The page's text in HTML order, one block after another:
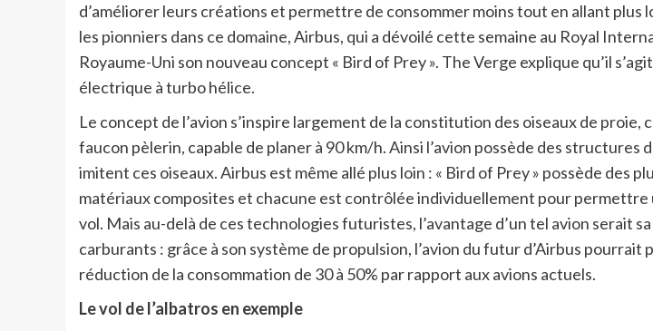
d’améliorer leurs créations et permettre de consommer moins tout en allant plus
les pionniers dans ce domaine, Airbus, qui a dévoilé cette semaine au Royal
Royaume-Uni son nouveau concept « Bird of Prey ». The Verge explique qu’il
électrique à turbo hélice.
Le concept de l’avion s’inspire largement de la constitution des oiseaux de proie,
faucon pèlerin, capable de planer à 90 km/h. Ainsi l’avion possède des structures
imitent ces oiseaux. Airbus est même allé plus loin : « Bird of Prey » possède des
matériaux composites et chacune est contrôlée individuellement pour
vol. Mais au-delà de ces technologies futuristes, l’avantage d’un tel avion serait
carburants : grâce à son système de propulsion, l’avion du futur d’Airbus pourrait
réduction de la consommation de 30 à 50% par rapport aux avions actuels.
Le vol de l’albatros en exemple